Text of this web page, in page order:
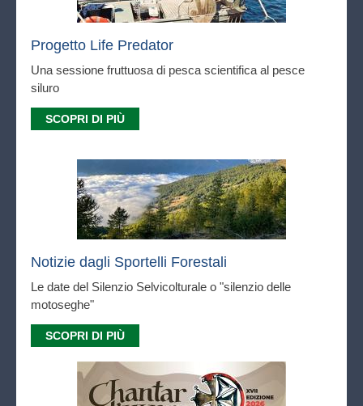
Progetto Life Predator
Una sessione fruttuosa di pesca scientifica al pesce
siluro
SCOPRI DI PIÙ
Notizie dagli Sportelli Forestali
Le date del Silenzio Selvicolturale o "silenzio delle
motoseghe"
SCOPRI DI PIÙ